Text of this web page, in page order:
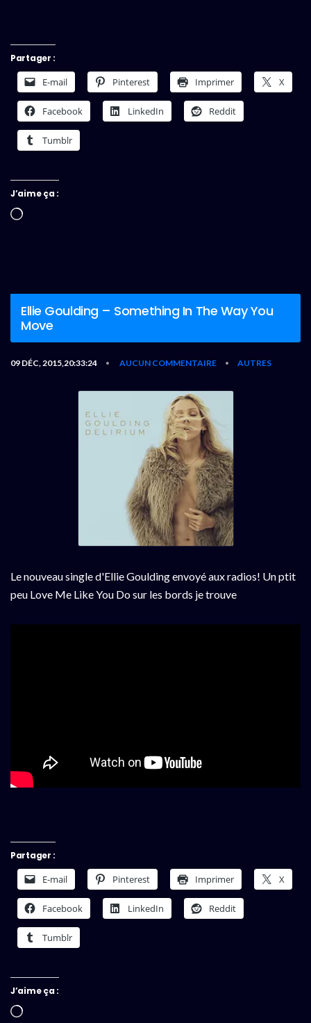
Partager :
E-mail Pinterest Imprimer X
Facebook LinkedIn Reddit
Tumblr
J’aime ça :
Chargement…
Ellie Goulding – Something In The Way You
Move
09 DÉC, 2015,20:33:24 • AUCUN COMMENTAIRE • AUTRES
Le nouveau single d'Ellie Goulding envoyé aux radios! Un ptit
peu Love Me Like You Do sur les bords je trouve
Partager :
E-mail Pinterest Imprimer X
Facebook LinkedIn Reddit
Tumblr
J’aime ça :
Chargement…